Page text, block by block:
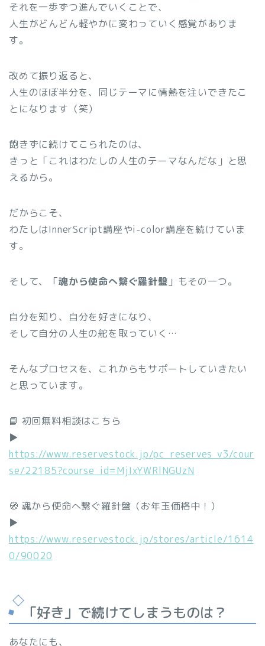
それを一歩ずつ進んでいくことで、
人生がどんどん軽やかに変わっていく感覚がありま
す。
改めて振り返ると、
人生のほぼ半分を、同じテーマに情熱を注いできたこ
とになります（笑）
飽きずに続けてこられたのは、
きっと「これはわたしの人生のテーマなんだな」と思
えるから。
だからこそ、
わたしはInnerScript講座やi-color講座を続けていま
す。
そして、「魂から使命へ繋ぐ羅針盤 」もその一つ。
自分を知り、自分を好きになり、
そして自分の人生の舵を取っていく…
そんなプロセスを、これからもサポートしていきたい
と思っています。
📘 初回無料相談はこちら
▶︎
https://www.reservestock.jp/pc_reserves_v3/cour
se/22185?course_id=MjIxYWRlNGUzN
🧭 魂から使命へ繋ぐ羅針盤（お年玉価格中！）
▶︎
https://www.reservestock.jp/stores/article/1614
0/90020
「好き」で続けてしまうものは？
あなたにも、